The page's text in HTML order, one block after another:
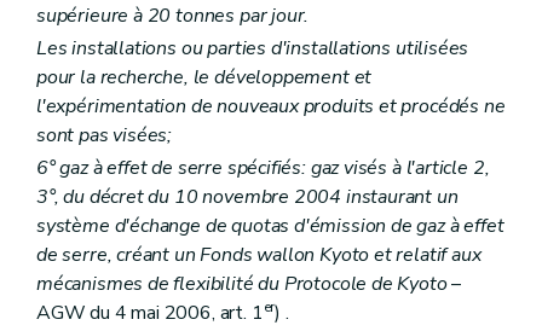
Art. 239
Art. 240
Art. 241
Art. 242
Art. 243
Art. 244
Art. 245
Art. 246
Art. 247
Art. 248
Art. 249
Art. 250
Art. 251
Art. 252
supérieure à 20 tonnes par jour.
Les installations ou parties d'installations utilisées
pour la recherche, le développement et
l'expérimentation de nouveaux produits et procédés ne
sont pas visées;
6° gaz à effet de serre spécifiés: gaz visés à l'article 2,
3°, du décret du 10 novembre 2004 instaurant un
système d'échange de quotas d'émission de gaz à effet
de serre, créant un Fonds wallon Kyoto et relatif aux
mécanismes de flexibilité du Protocole de Kyoto–
AGW du 4 mai 2006, art. 1er) .